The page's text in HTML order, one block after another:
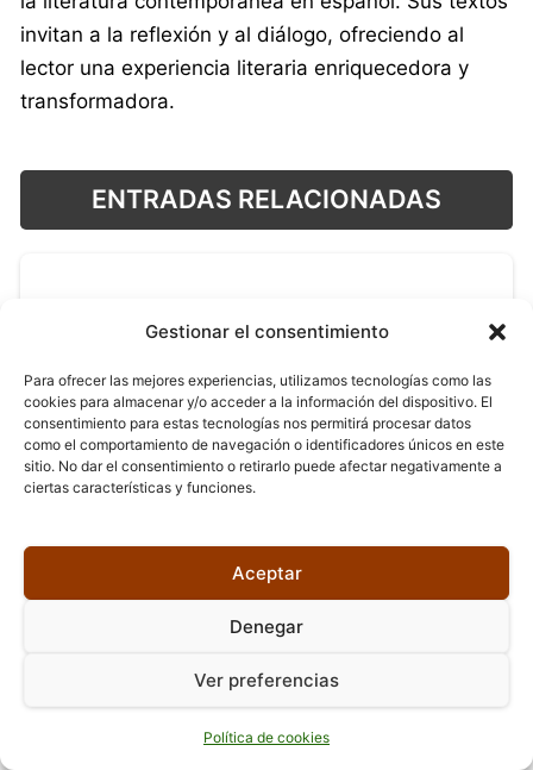
Gestionar el consentimiento
Para ofrecer las mejores experiencias, utilizamos tecnologías como las
cookies para almacenar y/o acceder a la información del dispositivo. El
consentimiento para estas tecnologías nos permitirá procesar datos
como el comportamiento de navegación o identificadores únicos en este
sitio. No dar el consentimiento o retirarlo puede afectar negativamente a
ciertas características y funciones.
Aceptar
Denegar
Ver preferencias
Política de cookies
invitan a la reflexión y al diálogo, ofreciendo al
lector una experiencia literaria enriquecedora y
transformadora.
ENTRADAS RELACIONADAS
Libros de Santiago Gamboa
Libros de Robert W. Chambers